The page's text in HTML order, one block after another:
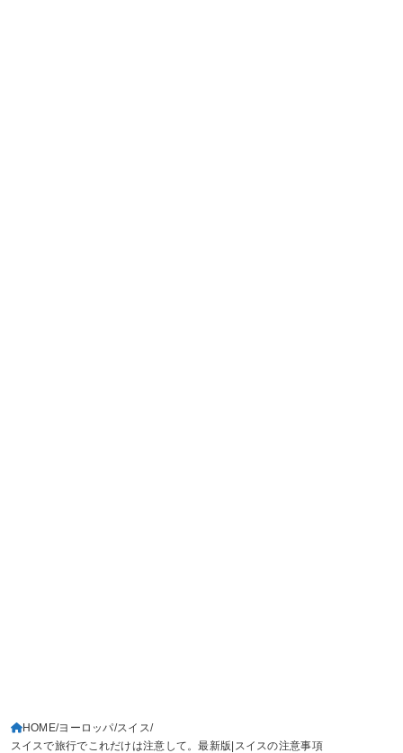
HOME ヨーロッパ スイス
スイスで旅行でこれだけは注意して。最新版|スイスの注意事項